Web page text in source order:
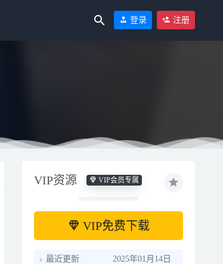
登录 注册
VIP资源 VIP会员专属
VIP免费下载
最近更新 2025年01月14日